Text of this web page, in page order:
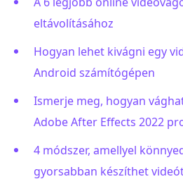
eltávolításához
Hogyan lehet kivágni egy
Android számítógépen
Ismerje meg, hogyan
Adobe After Effects 2022
4 módszer, amellyel
gyorsabban készíthet